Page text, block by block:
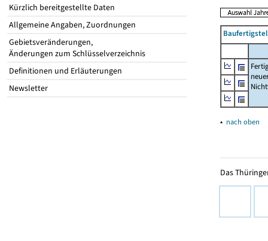
Kürzlich bereitgestellte Daten
Allgemeine Angaben, Zuordnungen
Gebietsveränderungen,
Änderungen zum Schlüsselverzeichnis
Definitionen und Erläuterungen
Newsletter
▴ nach oben
Das